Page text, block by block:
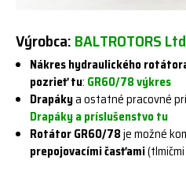
Výrobca:BALTROTORS Ltd
Nákres hydraulického
pozrieť tu: GR60/78 výkres
Drapákya ostatné pracovné
Drapáky a príslušenstvo tu
Rotátor GR60/78je možné
prepojovacími časťami